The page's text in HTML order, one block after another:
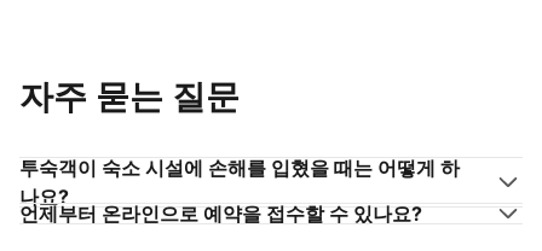
자주 묻는 질문
투숙객이 숙소 시설에 손해를 입혔을 때는 어떻게 하
나요?
언제부터 온라인으로 예약을 접수할 수 있나요?